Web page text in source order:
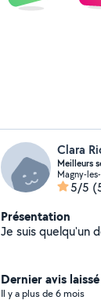
Clara
Meilleurs
5/5
Présentation
Je suis quelqu'un
Dernier avis
Il y a plus de 6 mois